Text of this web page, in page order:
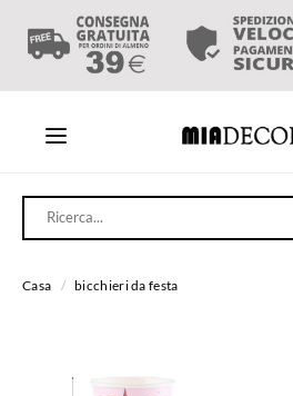
Casa / bicchieri da festa